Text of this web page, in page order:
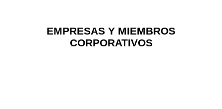
EMPRESAS Y MIEMBROS
CORPORATIVOS